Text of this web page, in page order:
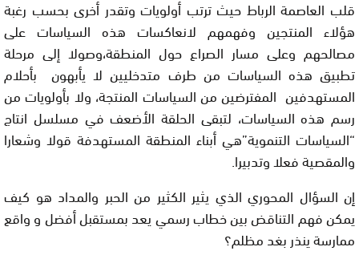
قلب العاصمة الرباط حيث ترتب أولويات وتقدر أخرى بحسب رغبة
هؤلاء المنتجين وفهمهم لانعاكسات هذه السياسات على
مصالحهم وعلى مسار الصراع حول المنطقة،وصولا إلى مرحلة
تطبيق هذه السياسات من طرف متدخليين لا يأبهون بأحلام
المستهدفين المفترضين من السياسات المنتجة، ولا بأولويات من
رسم هذه السياسات، لتبقى الحلقة الأضعف في مسلسل انتاج
“السياسات التنموية”هي أبناء المنطقة المستهدفة قولا وشعارا
والمقصية فعلا وتدبيرا.
إن السؤال المحوري الذي يثير الكثير من الحبر والمداد هو كيف
يمكن فهم التناقض بين خطاب رسمي يعد بمستقبل أفضل و واقع
ممارسة ينذر بغد مظلم؟